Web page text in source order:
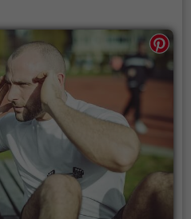
hierzu findest du